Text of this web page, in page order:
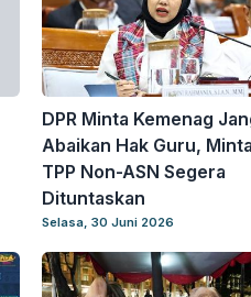
DPR Minta Kemenag
Abaikan Hak Guru, Minta
TPP Non-ASN Segera
Dituntaskan
Selasa, 30 Juni 2026